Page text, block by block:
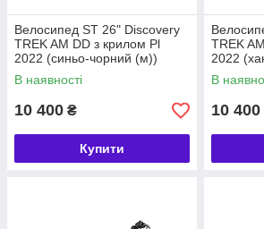
Велосипед ST 26" Discovery
TREK AM DD з крилом Pl
2022 (синьо-чорний (м))
В наявності
10 400 ₴
Купити
TREK
2022
В
10 400